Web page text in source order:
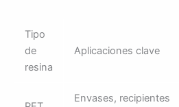
Tipo
de
resina
Aplicaciones clave
Envases, recipientes